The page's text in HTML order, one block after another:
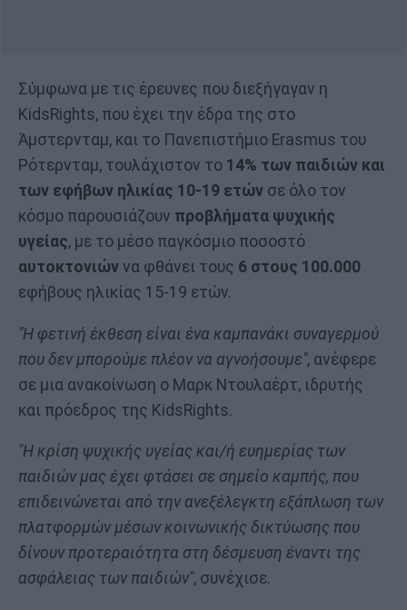
Σύμφωνα με τις έρευνες που διεξήγαγαν η
KidsRights, που έχει την έδρα της στο
Άμστερνταμ, και το Πανεπιστήμιο Erasmus του
Ρότερνταμ, τουλάχιστον το 14% των παιδιών και
των εφήβων ηλικίας 10-19 ετών σε όλο τον
κόσμο παρουσιάζουν προβλήματα ψυχικής
υγείας, με το μέσο παγκόσμιο ποσοστό
αυτοκτονιών να φθάνει τους 6 στους 100.000
εφήβους ηλικίας 15-19 ετών.
"Η φετινή έκθεση είναι ένα καμπανάκι συναγερμού
που δεν μπορούμε πλέον να αγνοήσουμε", ανέφερε
σε μια ανακοίνωση ο Μαρκ Ντουλαέρτ, ιδρυτής
και πρόεδρος της KidsRights.
"Η κρίση ψυχικής υγείας και/ή ευημερίας των
παιδιών μας έχει φτάσει σε σημείο καμπής, που
επιδεινώνεται από την ανεξέλεγκτη εξάπλωση των
πλατφορμών μέσων κοινωνικής δικτύωσης που
δίνουν προτεραιότητα στη δέσμευση έναντι της
ασφάλειας των παιδιών", συνέχισε.